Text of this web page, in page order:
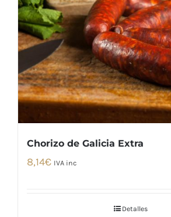
Chorizo de Galicia Extra
8,14€ IVA inc
Detalles